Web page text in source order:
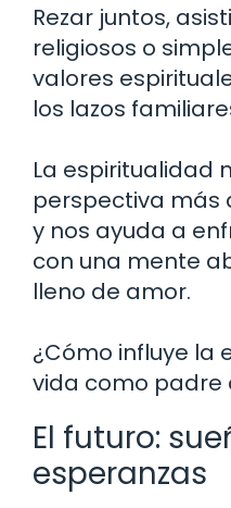
Rezar juntos,
religiosos o
valores
los lazos
La espiritualidad
perspectiva más
y nos ayuda a
con una mente
lleno de amor.
¿Cómo influye la
vida como padre
El futuro:
esperanzas